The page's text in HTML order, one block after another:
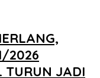
2026
TURUN JADI